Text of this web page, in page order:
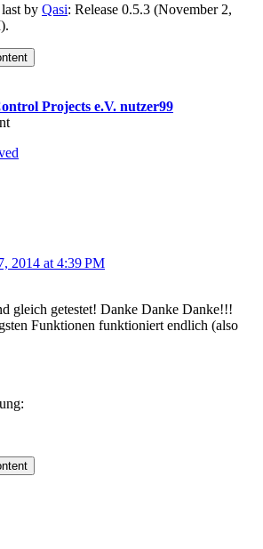
by Qasi: Release 0.5.3 (November 2,
).
nutzer99
2014 at 4:39 PM
gleich getestet! Danke Danke Danke!!!
Funktionen funktioniert endlich (also